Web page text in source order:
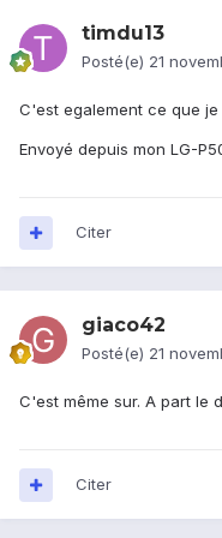
timdu13
Posté(e) 21
C'est egalement ce que je
Envoyé depuis mon LG-
Citer
giaco42
Posté(e) 21
C'est même sur. A part le
Citer